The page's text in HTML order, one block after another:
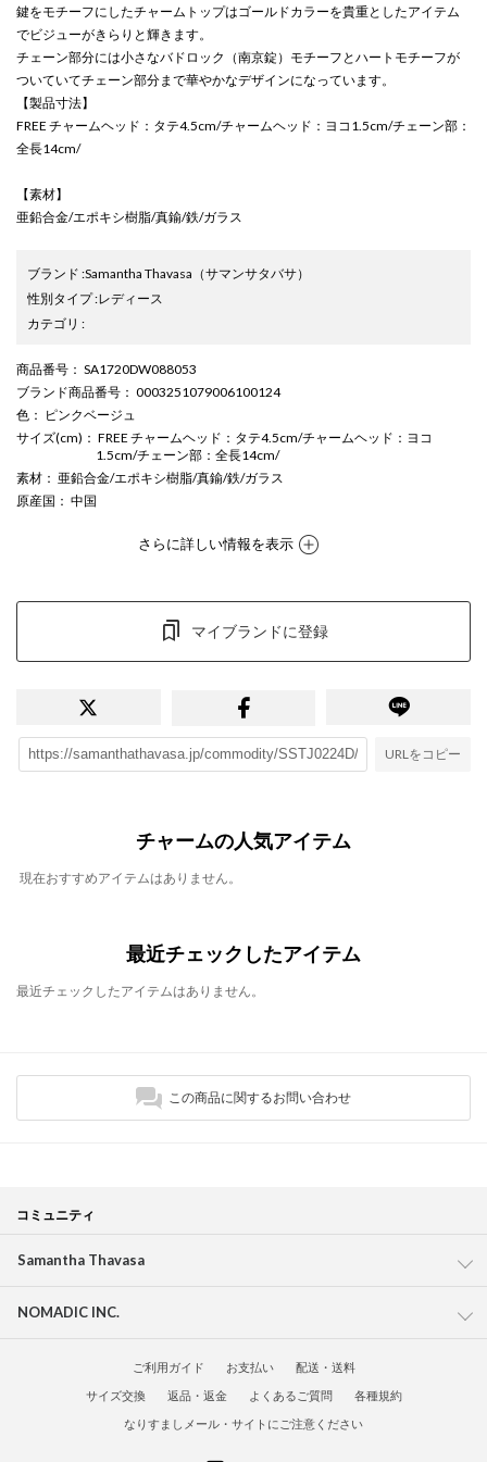
鍵をモチーフにしたチャームトップはゴールドカラーを貴重としたアイテム
でビジューがきらりと輝きます。
チェーン部分には小さなバドロック（南京錠）モチーフとハートモチーフが
ついていてチェーン部分まで華やかなデザインになっています。
【製品寸法】
FREE チャームヘッド：タテ4.5cm/チャームヘッド：ヨコ1.5cm/チェーン部：
全長14cm/
【素材】
亜鉛合金/エポキシ樹脂/真鍮/鉄/ガラス
ブランド :Samantha Thavasa （サマンサタバサ）
性別タイプ:レディース
カテゴリ :
商品番号 ： SA1720DW088053
ブランド商品番号 ： 0003251079006100124
色 ： ピンクベージュ
サイズ(cm) ： FREE チャームヘッド：タテ4.5cm/チャームヘッド：ヨコ
1.5cm/チェーン部：全長14cm/
素材 ： 亜鉛合金/エポキシ樹脂/真鍮/鉄/ガラス
原産国 ： 中国
さらに詳しい情報を表示
マイブランドに登録
URLをコピー
チャームの人気アイテム
現在おすすめアイテムはありません。
最近チェックしたアイテム
最近チェックしたアイテムはありません。
この商品に関するお問い合わせ
コミュニティ
Samantha Thavasa
NOMADIC INC.
ご利用ガイド お支払い
配送・送料
サイズ交換
返品・返金 よくあるご質問
各種規約
なりすましメール・サイトにご注意ください